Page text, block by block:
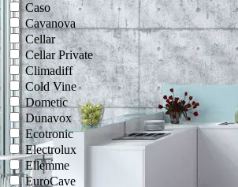
Caso
Cavanova
Cellar
Cellar Private
Climadiff
Cold Vine
Dometic
Dunavox
Ecotronic
Electrolux
Ellemme
EuroCave